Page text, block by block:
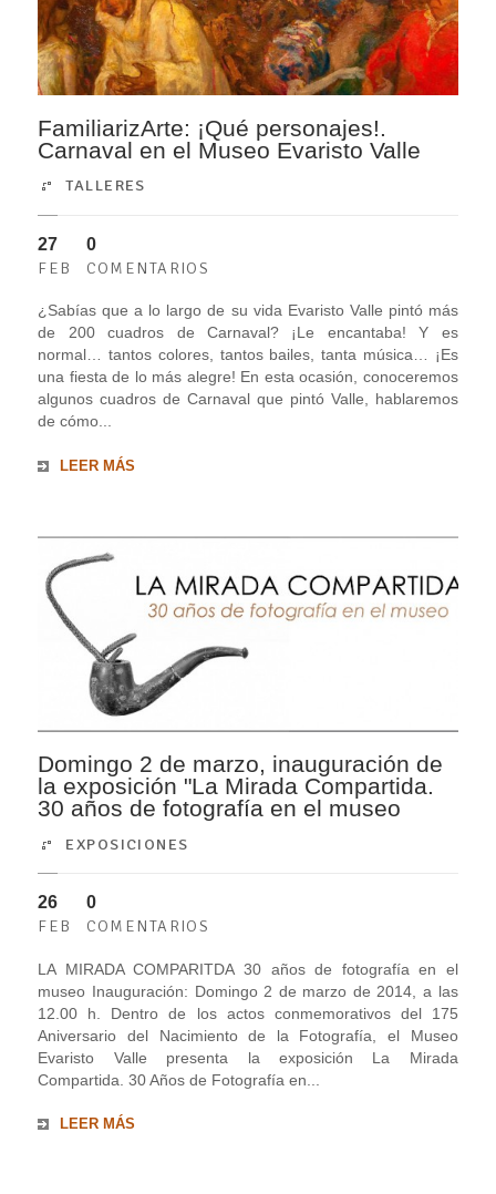
FamiliarizArte: ¡Qué personajes!.
Carnaval en el Museo Evaristo Valle
TALLERES
27
FEB
0
COMENTARIOS
¿Sabías que a lo largo de su vida Evaristo Valle pintó más
de 200 cuadros de Carnaval? ¡Le encantaba! Y es
normal… tantos colores, tantos bailes, tanta música… ¡Es
una fiesta de lo más alegre! En esta ocasión, conoceremos
algunos cuadros de Carnaval que pintó Valle, hablaremos
de cómo...
LEER MÁS
Domingo 2 de marzo, inauguración de
la exposición "La Mirada Compartida.
30 años de fotografía en el museo
EXPOSICIONES
26
FEB
0
COMENTARIOS
LA MIRADA COMPARITDA 30 años de fotografía en el
museo Inauguración: Domingo 2 de marzo de 2014, a las
12.00 h. Dentro de los actos conmemorativos del 175
Aniversario del Nacimiento de la Fotografía, el Museo
Evaristo Valle presenta la exposición La Mirada
Compartida. 30 Años de Fotografía en...
LEER MÁS